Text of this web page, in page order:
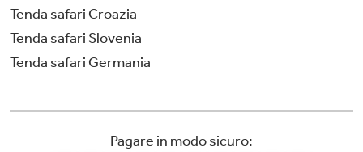
Tenda safari Croazia
Tenda safari Slovenia
Tenda safari Germania
Pagare in modo sicuro: